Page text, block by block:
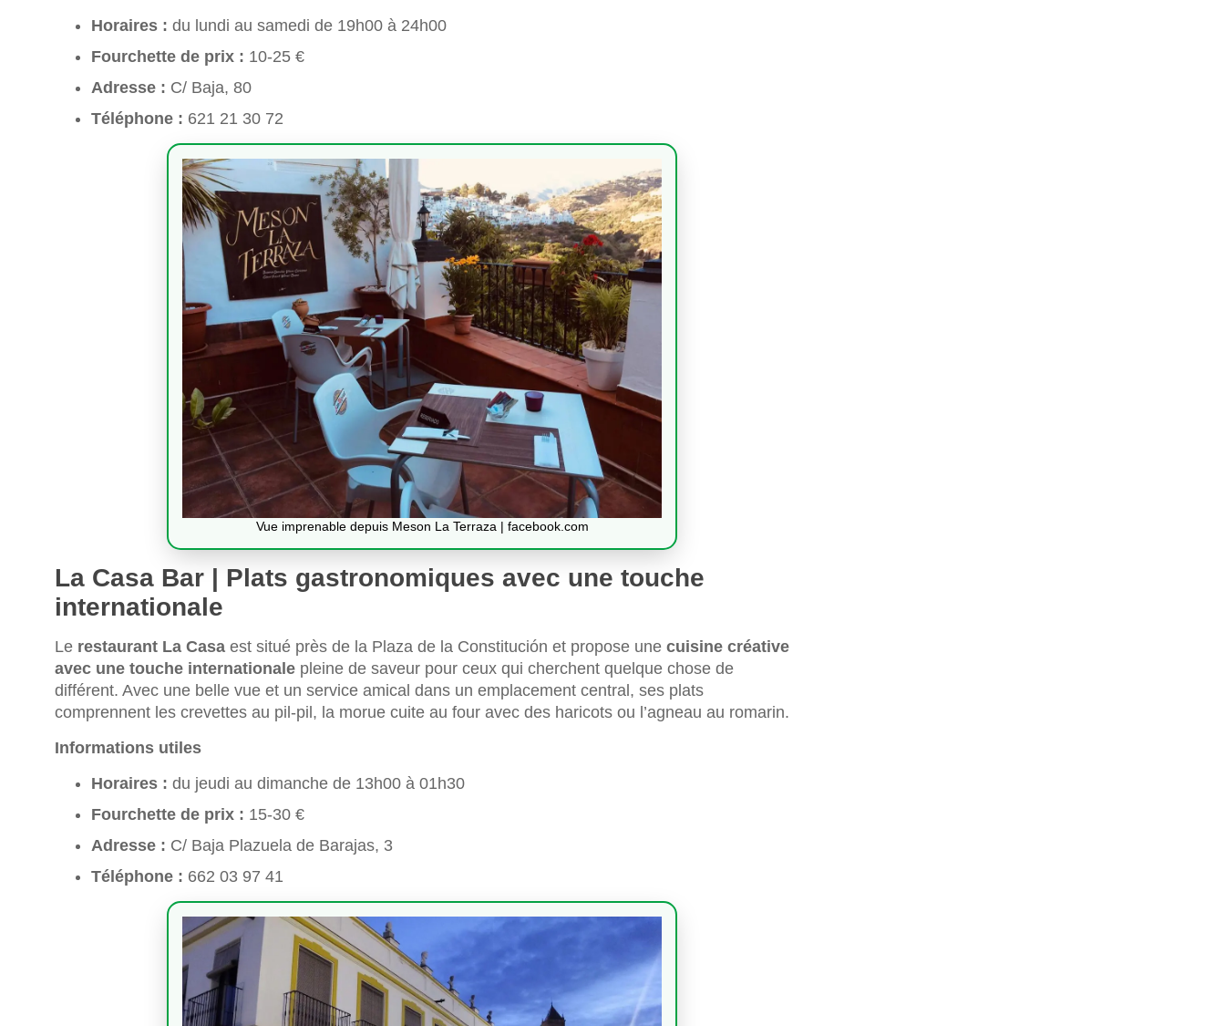
Horaires : du lundi au samedi de 19h00 à 24h00
Fourchette de prix : 10-25 €
Adresse : C/ Baja, 80
Téléphone : 621 21 30 72
Vue imprenable depuis Meson La Terraza | facebook.com
La Casa Bar | Plats gastronomiques avec une touche
internationale
Le restaurant La Casa est situé près de la Plaza de la Constitución et propose une cuisine créative
avec une touche internationale pleine de saveur pour ceux qui cherchent quelque chose de
différent. Avec une belle vue et un service amical dans un emplacement central, ses plats
comprennent les crevettes au pil-pil, la morue cuite au four avec des haricots ou l’agneau au romarin.
Informations utiles
Horaires : du jeudi au dimanche de 13h00 à 01h30
Fourchette de prix : 15-30 €
Adresse : C/ Baja Plazuela de Barajas, 3
Téléphone : 662 03 97 41